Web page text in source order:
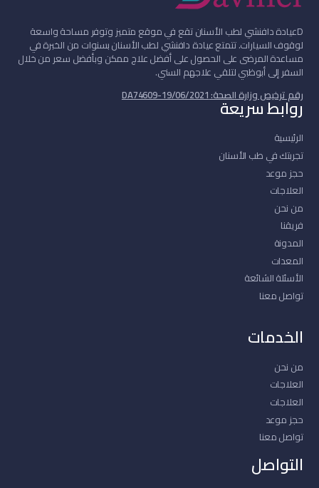
التواصل
الخدمات
من نحن
العلاجات
العلاجات
حجز موعد
تواصل معنا
روابط سريعة
الرئيسية
تجربتك في طب الأسنان
حجز موعد
العلاجات
من نحن
فريقنا
المدونة
المعدات
الأسئلة الشائعة
تواصل معنا
Dعيادة دافنشي لطب الأسنان تقع في موقع متميز وتوفر مساحة واسعة
لوقوف السيارات. تتمتع عيادة دافنشي لطب الأسنان بسنوات من الخبرة في
مساعدة المرضى على الحصول على أفضل علاج ممكن وبأفضل سعر من خلال
السفر إلى أبوظبي لتلقي علاجهم السني.
رقم ترخيص وزارة الصحة: DA74609-19/06/2021